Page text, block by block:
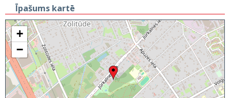
Īpašums kartē
+
−